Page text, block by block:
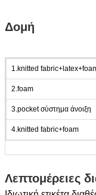
Δομή
1.knitted
2.foam
3.pocket σύστημα άνοιξη
4.knitted fabric+foam
Λεπτομέρειες